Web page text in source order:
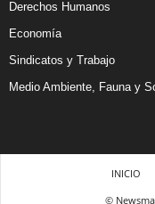
Derechos Humanos
Economía
Sindicatos y Trabajo
Medio Ambiente, Fauna y
INICIO
©